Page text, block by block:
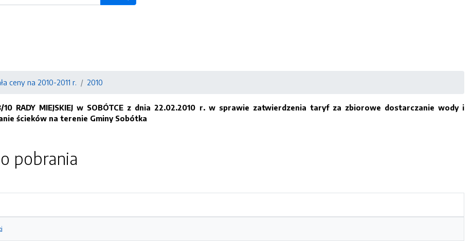
ceny na 2010-2011 r. 2010
10 RADY MIEJSKIEJ w SOBÓTCE z dnia 22.02.2010 r. w sprawie zatwierdzenia taryf za zbiorowe dostarczanie wody i
ścieków na terenie Gminy Sobótka
pobrania